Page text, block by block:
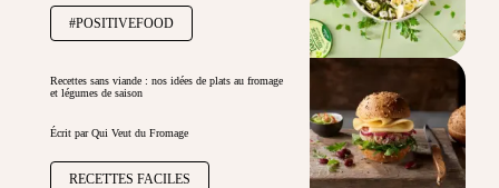
#POSITIVEFOOD
Recettes sans viande : nos idées de plats au fromage
et légumes de saison
Écrit par Qui Veut du Fromage
RECETTES FACILES